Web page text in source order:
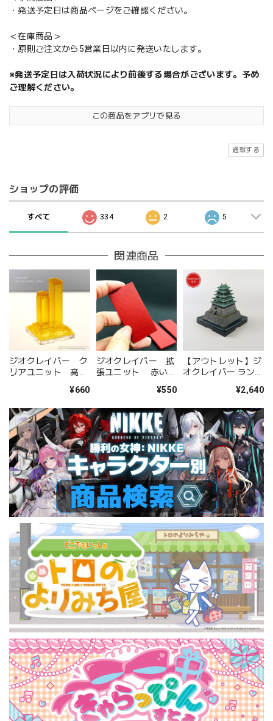
・発送予定日は商品ページをご確認ください。
＜在庫商品＞
・原則ご注文から5営業日以内に発送いたします。
※発送予定日は入荷状況により前後する場合がございます。予め
ご理解ください。
この商品をアプリで見る
通報する
ショップの評価
すべて 334 2 5
関連商品
ジオクレイパー ク
リアユニット 高層
¥660
ジオクレイパー 拡
張ユニット 赤い海
¥550
【アウトレット】ジ
オクレイパー ランド
¥2,640